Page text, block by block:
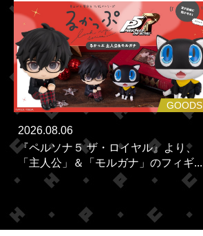
GOODS
2026.08.06
『ペルソナ５ ザ・ロイヤル』より、
「主人公」＆「モルガナ」のフィギ...